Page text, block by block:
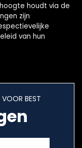
houdt via de
zijn
van hun
BEST